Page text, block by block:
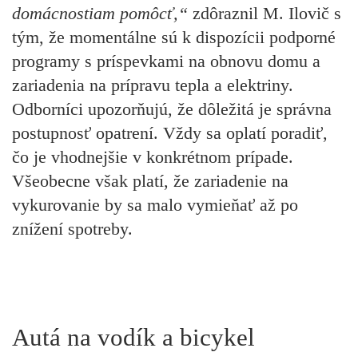
domácnostiam pomôcť,“ zdôraznil M. Ilovič s
tým, že momentálne sú k dispozícii podporné
programy s príspevkami na obnovu domu a
zariadenia na prípravu tepla a elektriny.
Odborníci upozorňujú, že dôležitá je správna
postupnosť opatrení. Vždy sa oplatí poradiť,
čo je vhodnejšie v konkrétnom prípade.
Všeobecne však platí, že zariadenie na
vykurovanie by sa malo vymieňať až po
znížení spotreby.
Autá na vodík a bicykel